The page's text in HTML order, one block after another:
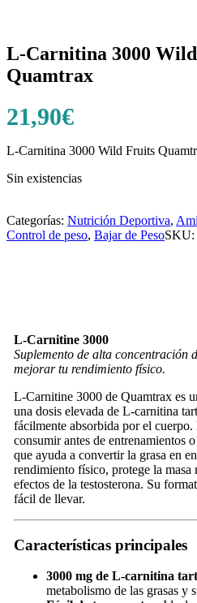
L-Carnitina 3000
Quamtrax
21,90€
L-Carnitina 3000 Wild Fruits
Sin existencias
Categorías: Nutrición Deportiva,
Control de peso, Bajar de PesoSKU:
L-Carnitine 3000
Suplemento de alta
mejorar tu rendimiento físico.
L-Carnitine 3000 de Quamtrax es
una dosis elevada de L-carnitina
fácilmente absorbida por el cuerpo.
consumir antes de entrenamientos
que ayuda a convertir la grasa en
rendimiento físico, protege la masa
efectos de la testosterona. Su
fácil de llevar.
Características principales
3000 mg de L-carnitina
metabolismo de las grasas y